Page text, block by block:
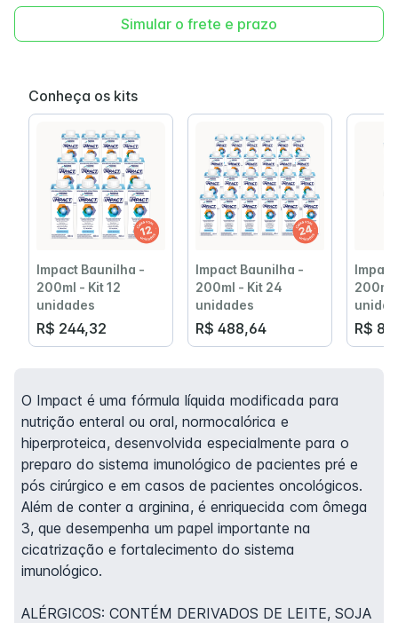
Simular o frete e prazo
Conheça os kits
Impact Baunilha -
200ml - Kit 12
unidades
R$ 244,32
Impact Baunilha -
200ml - Kit 24
unidades
R$ 488,64
200ml
R$
O Impact é uma fórmula líquida modificada para
nutrição enteral ou oral, normocalórica e
hiperproteica, desenvolvida especialmente para o
preparo do sistema imunológico de pacientes pré e
pós cirúrgico e em casos de pacientes oncológicos.
Além de conter a arginina, é enriquecida com ômega
3, que desempenha um papel importante na
cicatrização e fortalecimento do sistema
imunológico.
ALÉRGICOS: CONTÉM DERIVADOS DE LEITE, SOJA